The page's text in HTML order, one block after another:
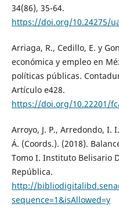
34(86), 35-64.
https://doi.org/10.24275/
Arriaga, R., Cedillo, E. y
económica y empleo en
políticas públicas.
Artículo e428.
https://doi.org/10.22201/
Arroyo, J. P., Arredondo, I.
Á. (Coords.). (2018).
Tomo I. Instituto Belisario
República.
http://
sequence=1&isAllowed=y